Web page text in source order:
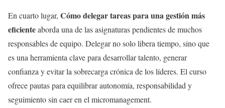
En cuarto lugar, Cómo delegar tareas para una gestión más
eficienteaborda una de las asignaturas pendientes de muchos
responsables de equipo. Delegar no solo libera tiempo, sino que
es una herramienta clave para desarrollar talento, generar
confianza y evitar la sobrecarga crónica de los líderes. El curso
ofrece pautas para equilibrar autonomía, responsabilidad y
seguimiento sin caer en el micromanagement.